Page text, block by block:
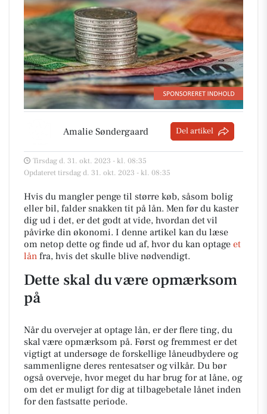
Amalie Søndergaard Del artikel
Tirsdag d. 31. okt. 2023 - kl. 08:35
Opdateret tirsdag d. 31. okt. 2023 - kl. 08:35
Hvis du mangler penge til større køb, såsom bolig
eller bil, falder snakken tit på lån. Men før du kaster
dig ud i det, er det godt at vide, hvordan det vil
påvirke din økonomi. I denne artikel kan du læse
om netop dette og finde ud af, hvor du kan optage et
lån fra, hvis det skulle blive nødvendigt.
Dette skal du være opmærksom
på
Når du overvejer at optage lån, er der flere ting, du
skal være opmærksom på. Først og fremmest er det
vigtigt at undersøge de forskellige låneudbydere og
sammenligne deres rentesatser og vilkår. Du bør
også overveje, hvor meget du har brug for at låne, og
om det er muligt for dig at tilbagebetale lånet inden
for den fastsatte periode.